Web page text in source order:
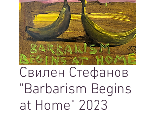
Свилен Стефанов
"Barbarism Begins
at Home" 2023